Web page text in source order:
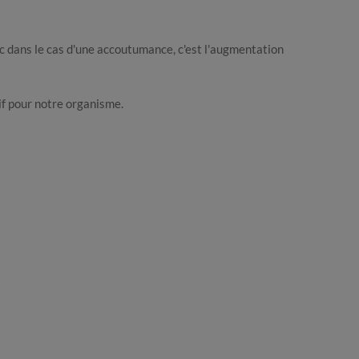
le cas d'une accoutumance, c'est l'augmentation
pour notre organisme.